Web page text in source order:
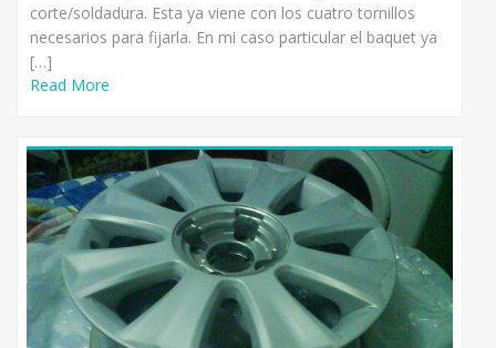
corte/soldadura. Esta ya viene con los cuatro tornillos
necesarios para fijarla. En mi caso particular el baquet ya
[…]
Read More